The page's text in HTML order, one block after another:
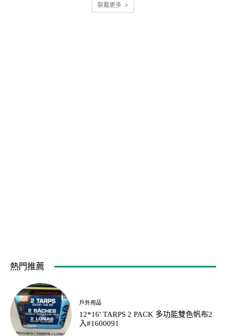
裝載更多
熱門推薦
戶外用品
12*16′ TARPS 2 PACK 多功能雙色帆布2
入#1600091